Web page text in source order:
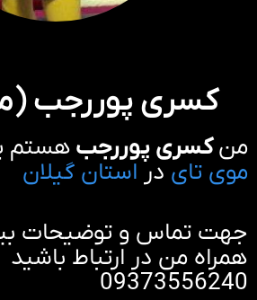
کسری پوررجب
منکسری پوررجب هستم
موی تای در استان گیلان
جهت تماس و توضیحات
همراه من در ارتباط باشید
09373556240